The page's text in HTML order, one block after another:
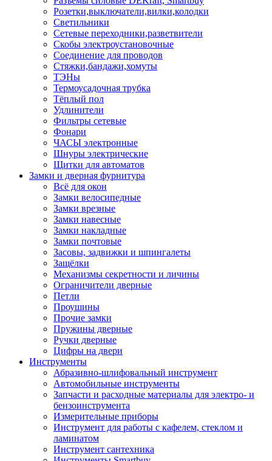
Розетки,выключатели,вилки,колодки
Светильники
Сетевые переходники,разветвители
Скобы электроустановочные
Соединение для проводов
Стяжки,бандажи,хомуты
ТЭНы
Термоусадочная трубка
Тёплый пол
Удлинители
Фильтры сетевые
Фонари
ЧАСЫ электронные
Шнуры электрические
Щитки для автоматов
Замки и дверная фурнитура
Всё для окон
Замки велосипедные
Замки врезные
Замки навесные
Замки накладные
Замки почтовые
Засовы, задвижки и шпингалеты
Защёлки
Механизмы секретности и личины
Ограничители дверные
Петли
Проушины
Прочие замки
Пружины дверные
Ручки дверные
Цифры на двери
Инструменты
Абразивно-шлифовальный инструмент
Автомобильные инструменты
Запчасти и расходные материалы для электро- и
бензоинструмента
Измерительные приборы
Инструмент для работы с кафелем, стеклом и
ламинатом
Инструмент сантехника